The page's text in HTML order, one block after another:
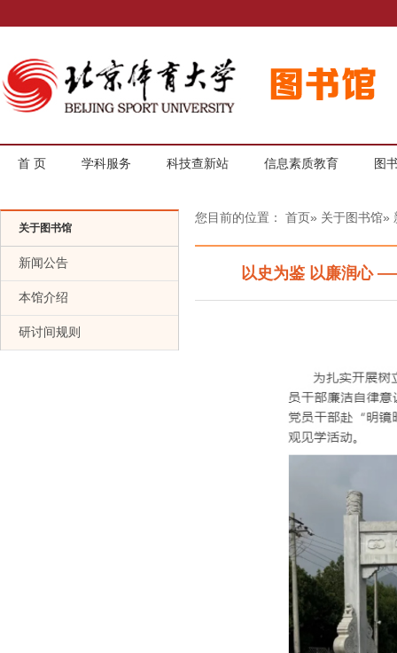
首 页 学科服务 科技查新站 信息素质教育 图
关于图书馆
新闻公告
本馆介绍
研讨间规则
您目前的位置： 首页» 关于图书馆»
以史为鉴 以廉润心